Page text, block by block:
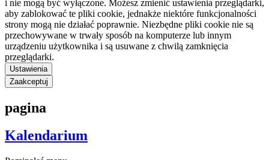
i nie mogą być wyłączone. Możesz zmienić ustawienia przeglądarki,
aby zablokować te pliki cookie, jednakże niektóre funkcjonalności
strony mogą nie działać poprawnie. Niezbędne pliki cookie nie są
przechowywane w trwały sposób na komputerze lub innym
urządzeniu użytkownika i są usuwane z chwilą zamknięcia
przeglądarki.
Ustawienia
Zaakceptuj
pagina
Kalendarium